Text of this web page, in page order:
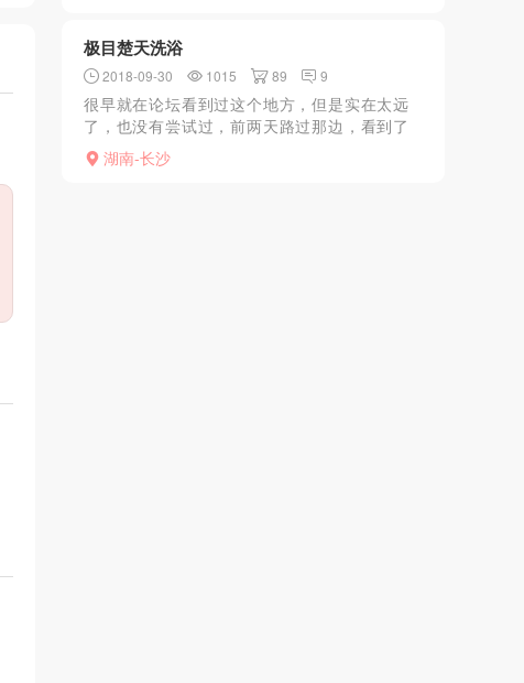
极目楚天洗浴
2018-09-30 1015 89 9
很早就在论坛看到过这个地方，但是实在太远
了，也没有尝试过，前两天路过那边，看到了
就进去体验一下。进门是一个做正规AM的地
方，说要洗澡，带路走过一个衣柜，很奇葩，
湖南-长沙